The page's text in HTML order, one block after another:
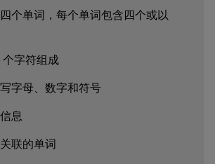
个单词，每个单词包含四个或以
个字符组成
字母、数字和符号
息
联的单词